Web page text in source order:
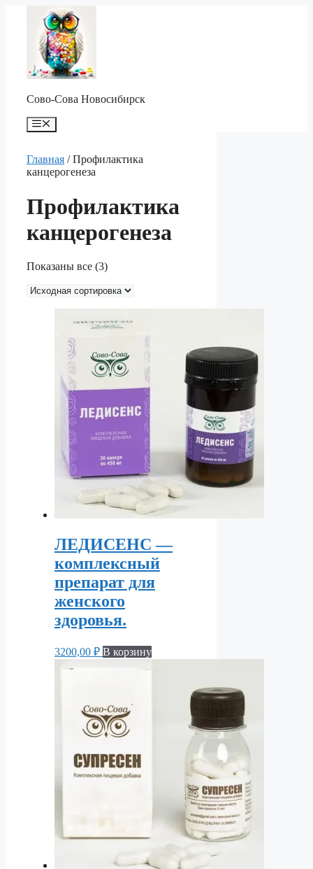
содержимому
Сово-Сова Новосибирск
Меню
Главная / Профилактика
канцерогенеза
Профилактика
канцерогенеза
Показаны все (3)
ЛЕДИСЕНС —
комплексный
препарат для
женского
здоровья.
3200,00 ₽ В корзину